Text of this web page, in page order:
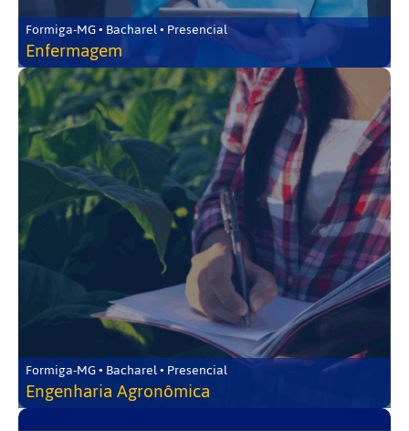
Formiga-MG • Bacharel • Presencial
Enfermagem
Formiga-MG • Bacharel • Presencial
Engenharia Agronômica